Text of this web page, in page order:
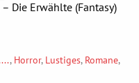
Die Erwählte (Fantasy)
, Horror, Lustiges, Romane,